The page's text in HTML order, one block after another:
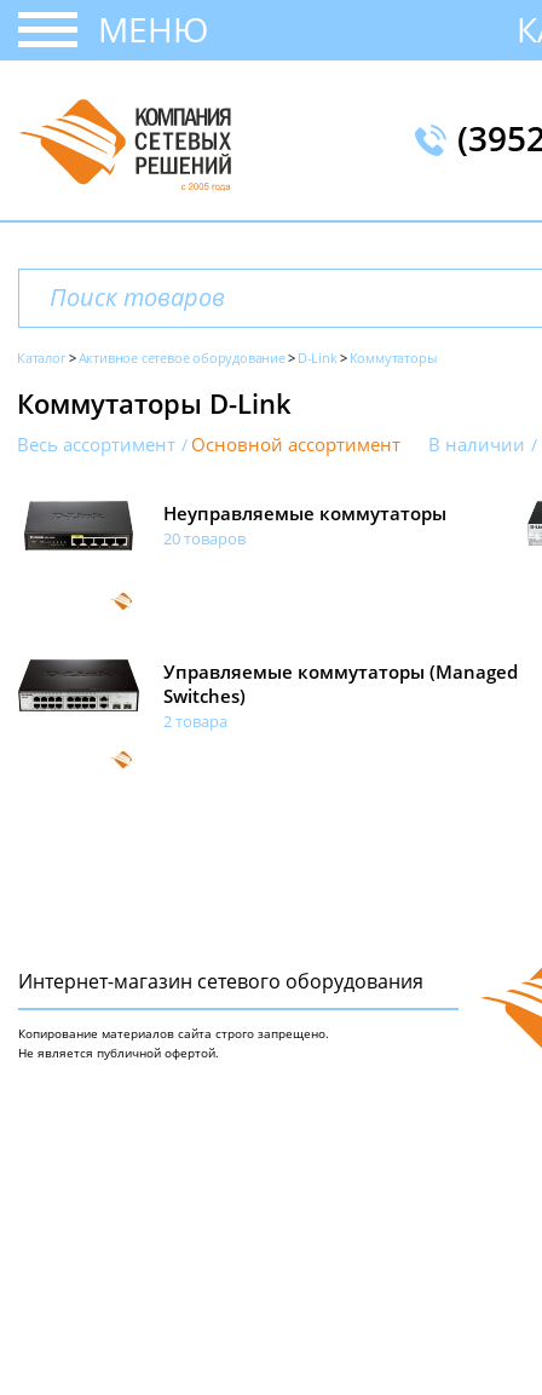
МЕНЮ
Каталог Активное сетевое оборудование D-Link Коммутаторы
Коммутаторы D-Link
Весь ассортимент Основной ассортимент В наличии
Неуправляемые коммутаторы
20 товаров
Управляемые коммутаторы (Managed
Switches)
2 товара
Интернет-магазин сетeвого оборудования
Копирование материалов сайта строго запрещено.
Не является публичной офертой.